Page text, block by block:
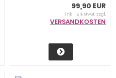
99,90 EUR
inkl. 19 % MwSt. zzgl.
VERSANDKOSTEN